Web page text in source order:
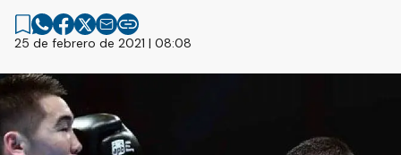
25 de febrero de 2021 | 08:08